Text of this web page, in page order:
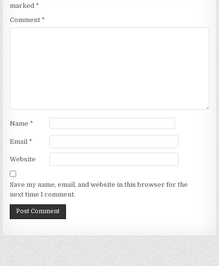
marked *
Comment *
Name *
Email *
Website
Save my name, email, and website in this browser for the
next time I comment.